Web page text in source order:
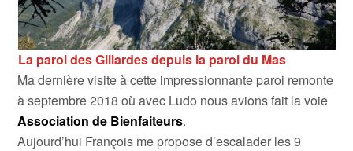
La paroi des Gillardes depuis la paroi du Mas
Ma dernière visite à cette impressionnante paroi remonte
à septembre 2018 où avec Ludo nous avions fait la voie
Association de Bienfaiteurs.
Aujourd’hui François me propose d’escalader les 9